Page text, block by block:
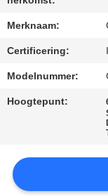
ONS
GEVALLEN
Merknaam:
Certificering:
Modelnummer:
Hoogtepunt: